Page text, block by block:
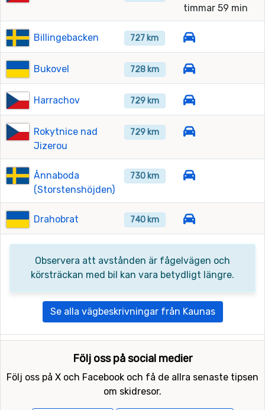
timmar 59 min
Billingebacken 727 km
Bukovel 728 km
Harrachov 729 km
Rokytnice nad
Jizerou
729 km
Ånnaboda
(Storstenshöjden)
730 km
Drahobrat 740 km
Observera att avstånden är fågelvägen och
körsträckan med bil kan vara betydligt längre.
Se alla vägbeskrivningar från Kaunas
Följ oss på social medier
Följ oss på X och Facebook och få de allra senaste tipsen
om skidresor.